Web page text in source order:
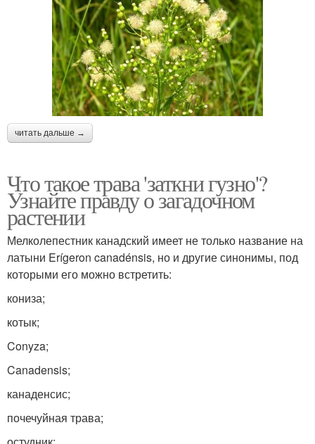
читать дальше →
Что такое трава 'заткни гузно'?
Узнайте правду о загадочном
растении
Мелколепестник канадский имеет не только название на
латыни Erígeron canadénsis, но и другие синонимы, под
которыми его можно встретить:
кониза;
котык;
Conyza;
Canadensis;
канаденсис;
почечуйная трава;